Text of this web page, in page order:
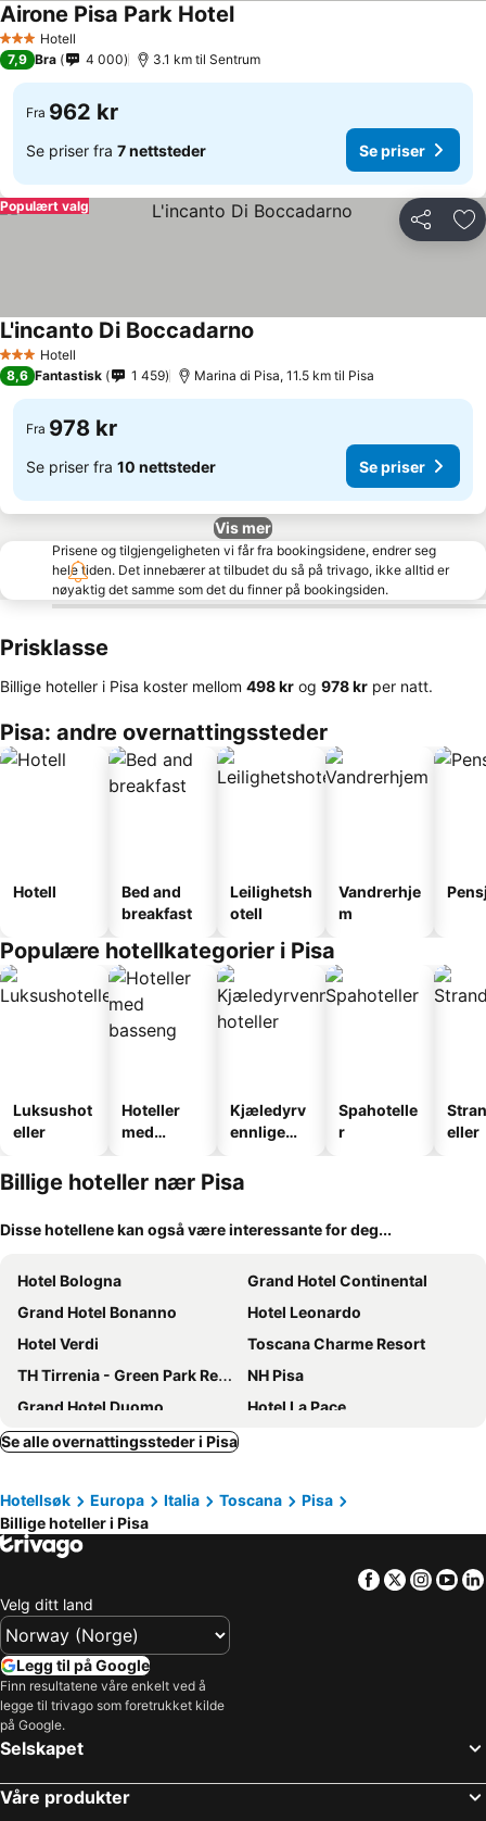
3 StjernerHotell
Airone Pisa Park Hotel
7,9 Bra 4 000 3.1 km til Sentrum
Fra 962 kr
Se priser fra 7 nettsteder Se priser
Del
Populært valg
3 StjernerHotell
L'incanto Di Boccadarno
8,6 Fantastisk 1 459 Marina di Pisa, 11.5 km til Pisa
Fra 978 kr
Se priser fra 10 nettsteder Se priser
Vis mer
Prisene og tilgjengeligheten vi får fra bookingsidene, endrer seg
hele tiden. Det innebærer at tilbudet du så på trivago, ikke alltid er
nøyaktig det samme som det du finner på bookingsiden.
Prisklasse
Billige hoteller i Pisa koster mellom ‎498 kr og ‎978 kr per natt.
Pisa: andre overnattingssteder
Hotell
Bed and
breakfast
Leilighetsh
otell
Vandrerhje
m
Populære hotellkategorier i Pisa
Luksushot
eller
Hoteller
med
Kjæledyrv
ennlige
Spahotelle
r
eller
Billige hoteller nær Pisa
Disse hotellene kan også være interessante for deg...
Hotel Bologna
Grand Hotel Continental
Grand Hotel Bonanno
Hotel Leonardo
Hotel Verdi
Toscana Charme Resort
TH Tirrenia - Green Park Resort
NH Pisa
Grand Hotel Duomo
Hotel La Pace
Hotel Galilei
Hotel Maria
Hotel San Marco
Villa Tower Inn
San Ranieri Hotel
Hotel Ilaria
Hotel Terminus & Plaza
Best Western Grand Hotel Guinigi
Hotel Villa La Principessa
Hotel La Luna
Hotel Pisa Tower
Hotel Amalfitana
Bagni Di Pisa - The Leading Hotels of the World
Casa Betania
Airone Pisa Park Hotel
Se alle overnattingssteder i Pisa
Hotellsøk Europa Italia Toscana
Pisa
Billige hoteller i Pisa
Facebook
Twitter
Velg ditt land
Legg til på Google
Finn resultatene våre enkelt ved å
legge til trivago som foretrukket kilde
på Google.
Selskapet
Våre produkter